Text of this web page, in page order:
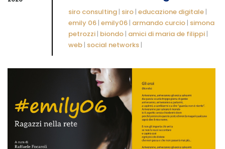
siro consulting | siro | educazione digitale |
emily 06 | emily06 | armando curcio | simona
petrozzi | biondo | amici di maria de filippi |
web | social networks |